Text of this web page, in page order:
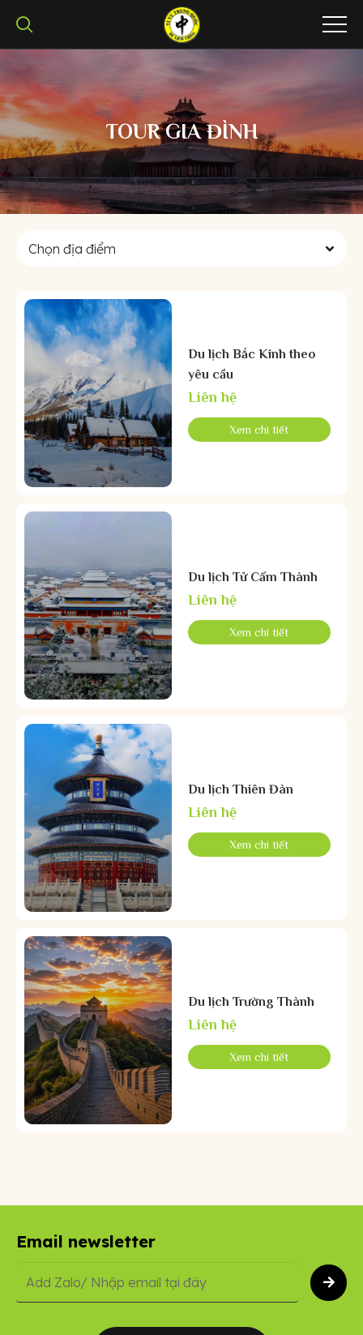
TOUR GIA ĐÌNH
Chọn địa điểm
Du lịch Bắc Kinh theo
yêu cầu
Liên hệ
Xem chi tiết
Du lịch Tử Cấm Thành
Liên hệ
Xem chi tiết
Du lịch Thiên Đàn
Liên hệ
Xem chi tiết
Du lịch Trường Thành
Liên hệ
Xem chi tiết
Email newsletter